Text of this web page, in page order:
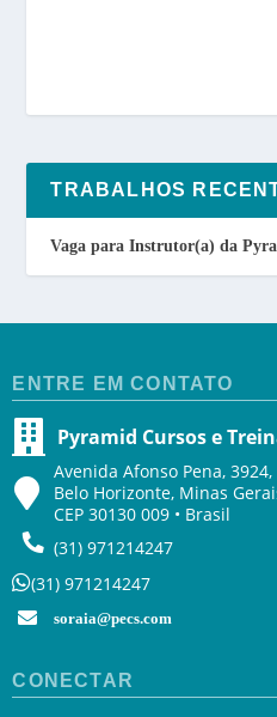
TRABALHOS
Vaga para Instrutor(a) da
ENTRE EM CONTATO
Pyramid Cursos e
Avenida Afonso Pena,
Belo Horizonte, Minas
CEP 30130 009 • Brasil
(31) 971214247
(31) 971214247
soraia@pecs.com
CONECTAR